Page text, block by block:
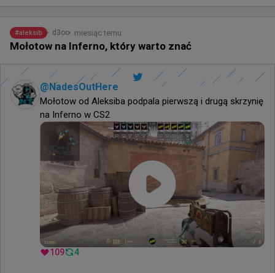
#aleksib d3oo miesiąc temu
Mołotow na Inferno, który warto znać
@NadesOutHere
Mołotow od Aleksiba podpala pierwszą i drugą skrzynię
na Inferno w CS2
109 4